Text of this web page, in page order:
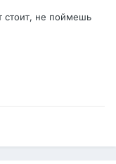
стоит, не поймешь